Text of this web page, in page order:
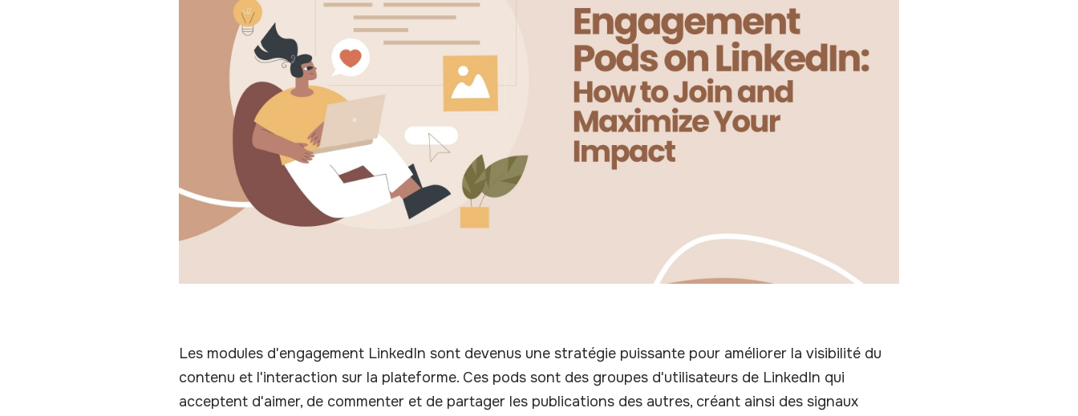
Les modules d'engagement LinkedIn sont devenus une stratégie puissante pour améliorer la visibilité du
contenu et l'interaction sur la plateforme. Ces pods sont des groupes d'utilisateurs de LinkedIn qui
acceptent d'aimer, de commenter et de partager les publications des autres, créant ainsi des signaux